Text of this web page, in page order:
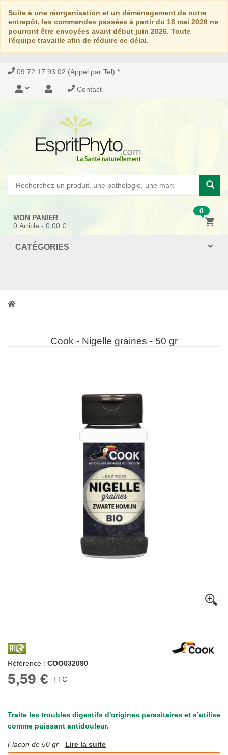
Suite à une réorganisation et un déménagement de notre
entrepôt, les commandes passées à partir du 18 mai 2026 ne
pourront être envoyées avant début juin 2026. Toute
l'équipe travaille afin de réduire ce délai.
09.72.17.93.02 (Appel par Tel) *
Contact
0
MON PANIER
0 Article - 0,00 €
CATÉGORIES
Cook - Nigelle graines - 50 gr
Référence : COO032090
5,59 € TTC
Traite les troubles digestifs d'origines parasitaires et s’utilise
comme puissant antidouleur.
Flacon de 50 gr - Lire la suite